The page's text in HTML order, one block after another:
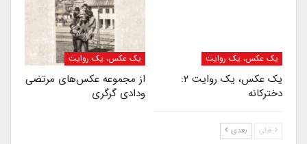
یک عکس، یک روایت
یک عکس، یک روایت ۲:
دخترکانه
یک عکس، یک روایت
از مجموعه‌ عکس‌های مرتضی
ودادی گرگری
قبلی بعدی